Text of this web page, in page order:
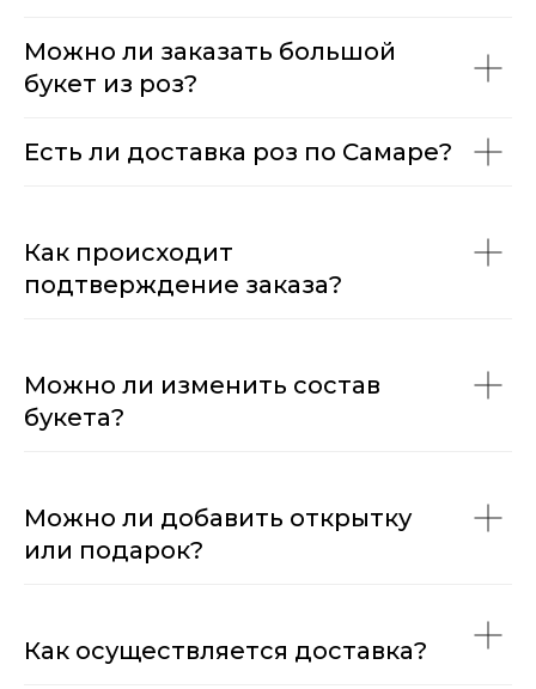
Можно ли заказать большой
букет из роз?
Есть ли доставка роз по Самаре?
Как происходит
подтверждение заказа?
Можно ли изменить состав
букета?
Можно ли добавить открытку
или подарок?
Как осуществляется доставка?